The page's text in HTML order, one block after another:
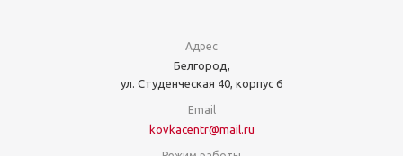
Адрес
Белгород,
ул. Студенческая 40, корпус 6
Email
kovkacentr@mail.ru